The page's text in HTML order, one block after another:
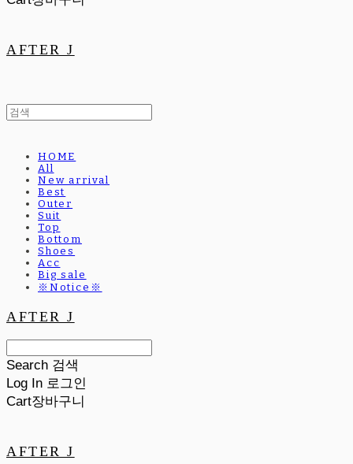
AFTER J
HOME
All
New arrival
Best
Outer
Suit
Top
Bottom
Shoes
Acc
Big sale
※Notice※
AFTER J
Search 검색
Log In 로그인
Cart장바구니
AFTER J